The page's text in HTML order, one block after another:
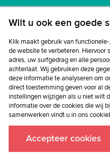
Cookiebeleid
Privacybeleid
Disclaimer
Wilt u ook een goede
Klik maakt gebruik van
de website te verbeteren. Hiervoor
adres, uw surfgedrag en alle
achterlaat. Wij gebruiken deze
deze informatie te analyseren om
direct toestemming geven voor al
instellingen wijzigen als u niet wilt
informatie over de cookies die wij
samenwerken vindt u in ons
Accepteer cookies